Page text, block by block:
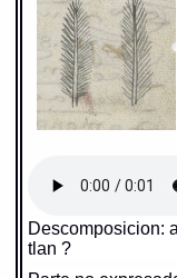
Sentido:
Valor fonético: ?
https://
Descomposicion:
tlan ?